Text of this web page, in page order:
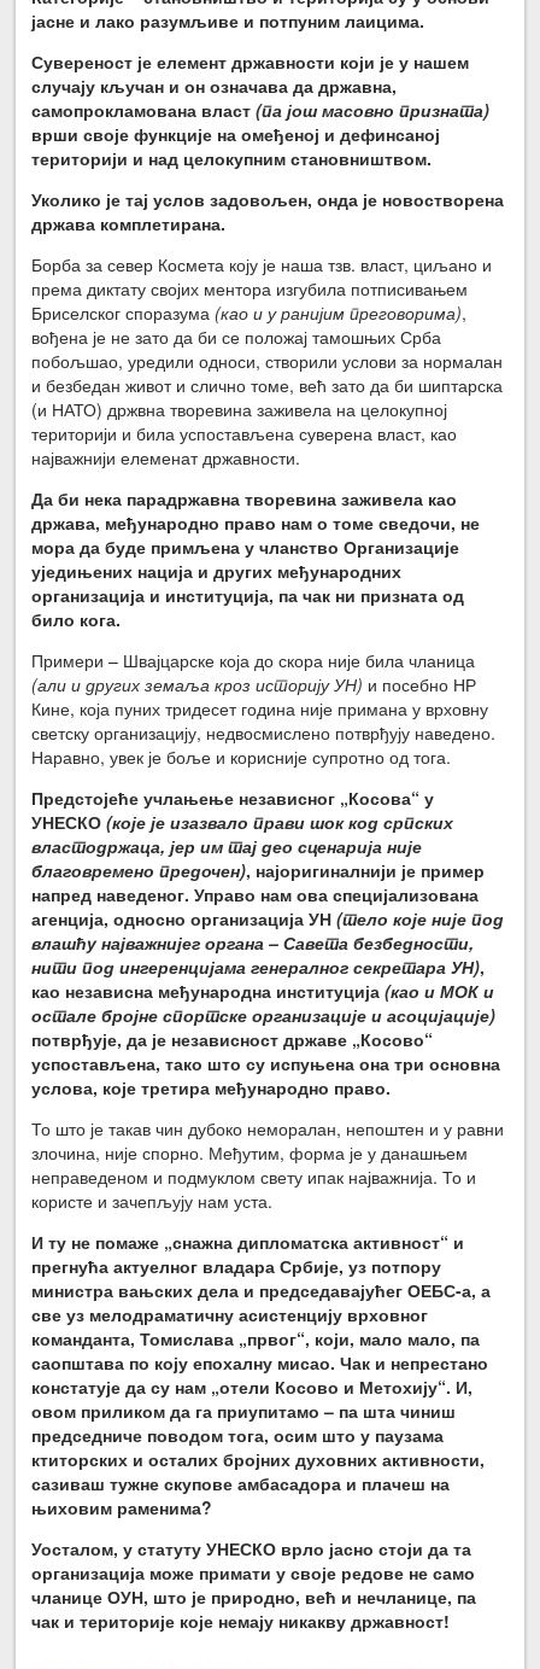
јасне и лако разумљиве и потпуним лаицима.
Сувереност је елемент државности који је у нашем
случају кључан и он означава да државна,
самопрокламована власт(па још масовно призната)
врши своје функције на омеђеној и дефинсаној
територији и над целокупним становништвом.
Уколико је тај услов задовољен, онда је новостворена
држава комплетирана.
Борба за север Космета коју је наша тзв. власт, циљано и
према диктату својих ментора изгубила потписивањем
Бриселског споразума (као и у ранијим преговорима),
вођена је не зато да би се положај тамошњих Срба
побољшао, уредили односи, створили услови за нормалан
и безбедан живот и слично томе, већ зато да би шиптарска
(и НАТО) држвна творевина заживела на целокупној
територији и била успостављена суверена власт, као
најважнији елеменат државности.
Да би нека парадржавна творевина заживела као
држава, међународно право нам о томе сведочи, не
мора да буде примљена у чланство Организације
уједињених нација и других међународних
организација и институција, па чак ни призната од
било кога.
Примери – Швајцарске која до скора није била чланица
(али и других земаља кроз историју УН) и посебно НР
Кине, која пуних тридесет година није примана у врховну
светску организацију, недвосмислено потврђују наведено.
Наравно, увек је боље и корисније супротно од тога.
Предстојеће учлањење независног „Косова“ у
УНЕСКО(које је изазвало прави шок код српских
властодржаца, јер им тај део сценарија није
благовремено предочен), најоригиналнији је пример
напред наведеног. Управо нам ова специјализована
агенција, односно организација УН(тело које није под
влашћу најважнијег органа – Савета безбедности,
нити под ингеренцијама генералног секретара УН),
као независна међународна институција(као и МОК и
остале бројне спортске организације и асоцијације)
потврђује, да је независност државе „Косово“
успостављена, тако што су испуњена она три основна
услова, које третира међународно право.
То што је такав чин дубоко неморалан, непоштен и у равни
злочина, није спорно. Међутим, форма је у данашњем
неправеденом и подмуклом свету ипак најважнија. То и
користе и зачепљују нам уста.
И ту не помаже „снажна дипломатска активност“ и
прегнућа актуелног владара Србије, уз потпору
министра вањских дела и председавајућег ОЕБС-а, а
све уз мелодраматичну асистенцију врховног
команданта, Томислава „првог“, који, мало мало, па
саопштава по коју епохалну мисао. Чак и непрестано
констатује да су нам „отели Косово и Метохију“. И,
овом приликом да га приупитамо – па шта чиниш
председниче поводом тога, осим што у паузама
ктиторских и осталих бројних духовних активности,
сазиваш тужне скупове амбасадора и плачеш на
њиховим раменима?
Уосталом, у статуту УНЕСКО врло јасно стоји да та
организација може примати у своје редове не само
чланице ОУН, што је природно, већ и нечланице, па
чак и територије које немају никакву државност!